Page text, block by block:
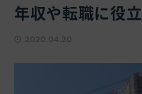
年収や転職に役
2020.04.20